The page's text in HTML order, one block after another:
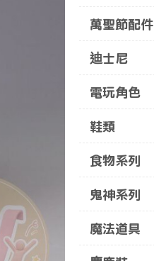
萬聖節配件
迪士尼
電玩角色
鞋類
食物系列
鬼神系列
魔法道具